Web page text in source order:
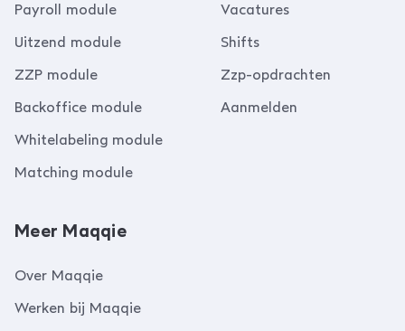
Payroll module
Uitzend module
ZZP module
Backoffice module
Whitelabeling module
Matching module
Vacatures
Shifts
Zzp-opdrachten
Aanmelden
Meer Maqqie
Over Maqqie
Werken bij Maqqie